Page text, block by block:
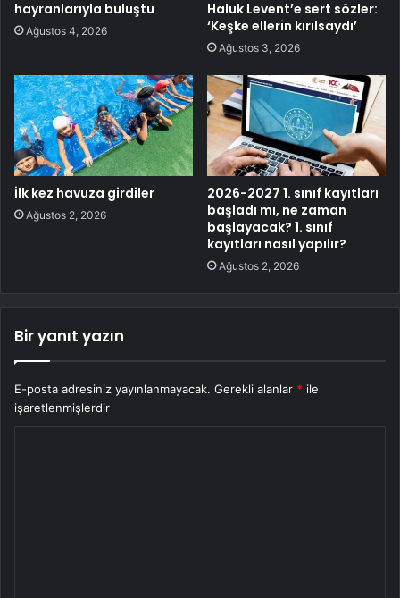
hayranlarıyla buluştu
Ağustos 4, 2026
Haluk Levent’e sert sözler:
‘Keşke ellerin kırılsaydı’
Ağustos 3, 2026
İlk kez havuza girdiler
Ağustos 2, 2026
2026-2027 1. sınıf kayıtları
başladı mı, ne zaman
başlayacak? 1. sınıf
kayıtları nasıl yapılır?
Ağustos 2, 2026
Bir yanıt yazın
E-posta adresiniz yayınlanmayacak. Gerekli alanlar * ile
işaretlenmişlerdir